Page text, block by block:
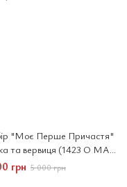
"Моє Перше Причастя"
та вервиця (1423 O MA
грн 5 000 грн